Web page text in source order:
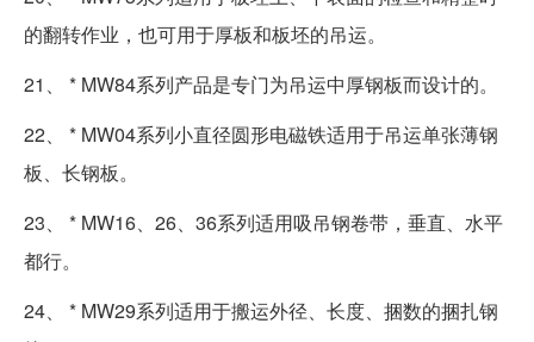
的翻转作业，也可用于厚板和板坯的吊运。
21、 * MW84系列产品是专门为吊运中厚钢板而设计的。
22、 * MW04系列小直径圆形电磁铁适用于吊运单张薄钢
板、长钢板。
23、 * MW16、26、36系列适用吸吊钢卷带，垂直、水平
都行。
24、 * MW29系列适用于搬运外径、长度、捆数的捆扎钢